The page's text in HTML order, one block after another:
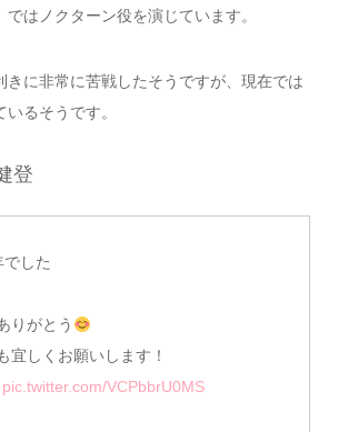
はノクターン役を演じています。
きに非常に苦戦したそうですが、現在では
るそうです。
登
した
りがとう
宜しくお願いします！
pic.twitter.com/VCPbbrU0MS